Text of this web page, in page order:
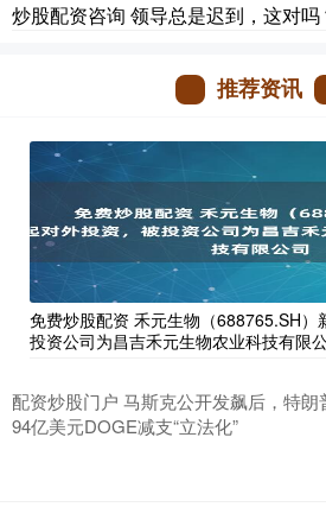
炒股配资咨询 领导总是迟到，这对
推荐资讯
免费炒股配资 禾元生物（688765.SH）
投资公司为昌吉禾元生物农业科技有限
配资炒股门户 马斯克公开发飙后，特朗
94亿美元DOGE减支“立法化”